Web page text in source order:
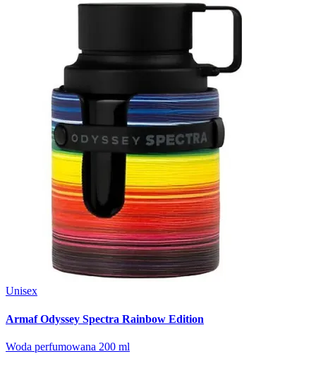
Unisex
Armaf Odyssey Spectra Rainbow Edition
Woda perfumowana 200 ml